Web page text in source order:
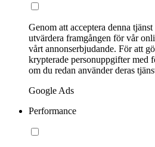
Genom att acceptera denna
utvärdera framgången för vår
vårt annonserbjudande. För att
krypterade personuppgifter med
om du redan använder deras
Google Ads
Performance